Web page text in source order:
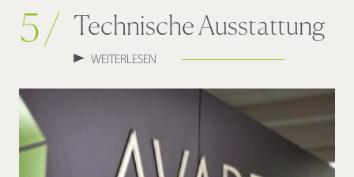
5 / Technische Ausstattung
WEITERLESEN